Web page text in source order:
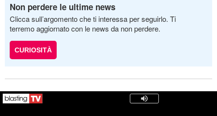
Non perdere le ultime news
Clicca sull’argomento che ti interessa per seguirlo. Ti
terremo aggiornato con le news da non perdere.
CURIOSITÀ